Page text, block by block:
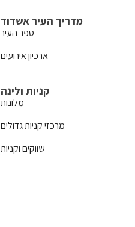
מדריך העיר אשדוד
ספר העיר
ארכיון אירועים
קניות ולינה
מלונות
מרכזי קניות גדולים
שווקים וקניות